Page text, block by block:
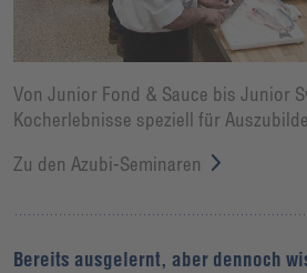
Von Junior Fond & Sauce bis Junior
Kocherlebnisse speziell für
Zu den Azubi-Seminaren
Bereits ausgelernt, aber dennoch